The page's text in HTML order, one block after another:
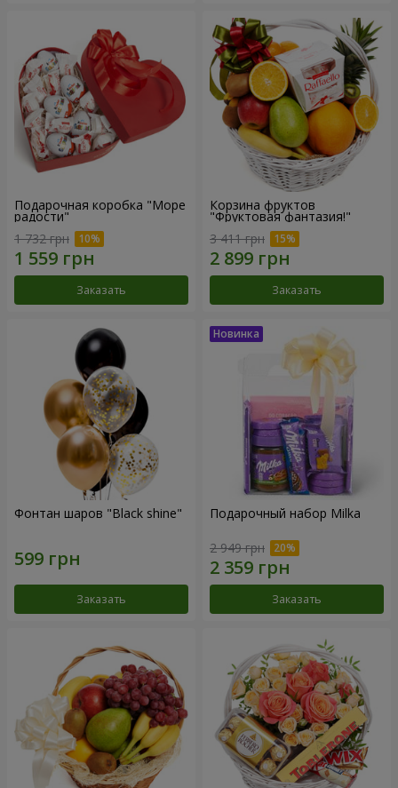
Подарочная коробка "Море
радости"
1 732 грн
Заказать
Корзина фруктов
"Фруктовая фантазия!"
3 411 грн
Заказать
Фонтан шаров "Black shine"
Заказать
Подарочный набор Milka
2 949 грн
Заказать